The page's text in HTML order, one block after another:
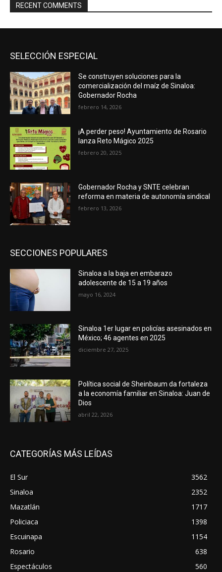
RECENT COMMENTS
SELECCIÓN ESPECIAL
Se construyen soluciones para la
comercialización del maíz de Sinaloa:
Gobernador Rocha
febrero 14, 2026
¡A perder peso! Ayuntamiento de Rosario
lanza Reto Mágico 2025
febrero 20, 2025
Gobernador Rocha y SNTE celebran
reforma en materia de autonomía sindical
febrero 13, 2026
SECCIONES POPULARES
Sinaloa a la baja en embarazo
adolescente de 15 a 19 años
mayo 16, 2024
Sinaloa 1er lugar en policías asesinados en
México; 46 agentes en 2025
diciembre 27, 2025
Política social de Sheinbaum da fortaleza
a la economía familiar en Sinaloa: Juan de
Dios
abril 22, 2026
CATEGORÍAS MÁS LEÍDAS
El Sur
3562
Sinaloa
2352
Mazatlán
1717
Policiaca
1398
Escuinapa
1154
Rosario
638
Espectáculos
560